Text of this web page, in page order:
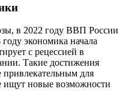
в 2022 году ВВП России
экономика начала
с рецессией в
Такие достижения
для
ищут новые возможности